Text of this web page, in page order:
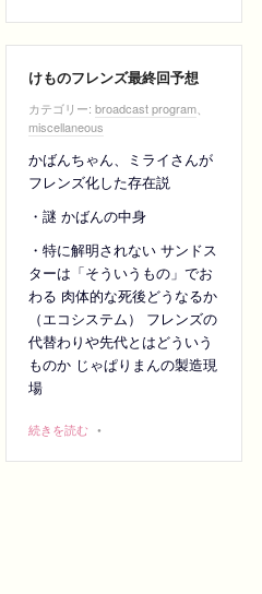
けものフレンズ最終回予想
カテゴリー: broadcast program、
miscellaneous
かばんちゃん、ミライさんが
フレンズ化した存在説
・謎 かばんの中身
・特に解明されない サンドス
ターは「そういうもの」でお
わる 肉体的な死後どうなるか
（エコシステム） フレンズの
代替わりや先代とはどういう
ものか じゃぱりまんの製造現
場
続きを読む •